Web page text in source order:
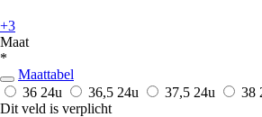
+3
Maat
*
Maattabel
36 24u 36,5 24u 37,5 24u 38
Dit veld is verplicht